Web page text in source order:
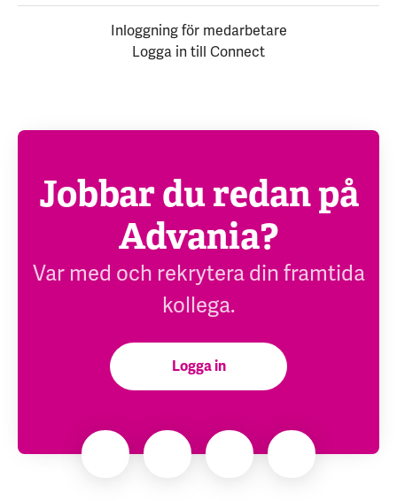
Inloggning för medarbetare
Logga in till Connect
Jobbar du redan på
Advania?
Var med och rekrytera din framtida
kollega.
Logga in